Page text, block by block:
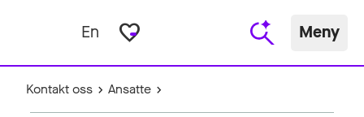
En favorite_border Meny
Kontakt oss Ansatte